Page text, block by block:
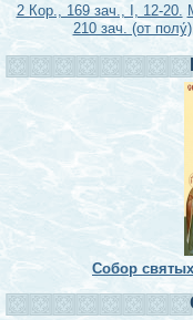
2 Кор., 169 зач., I, 12-20.
210 зач. (от
Собор